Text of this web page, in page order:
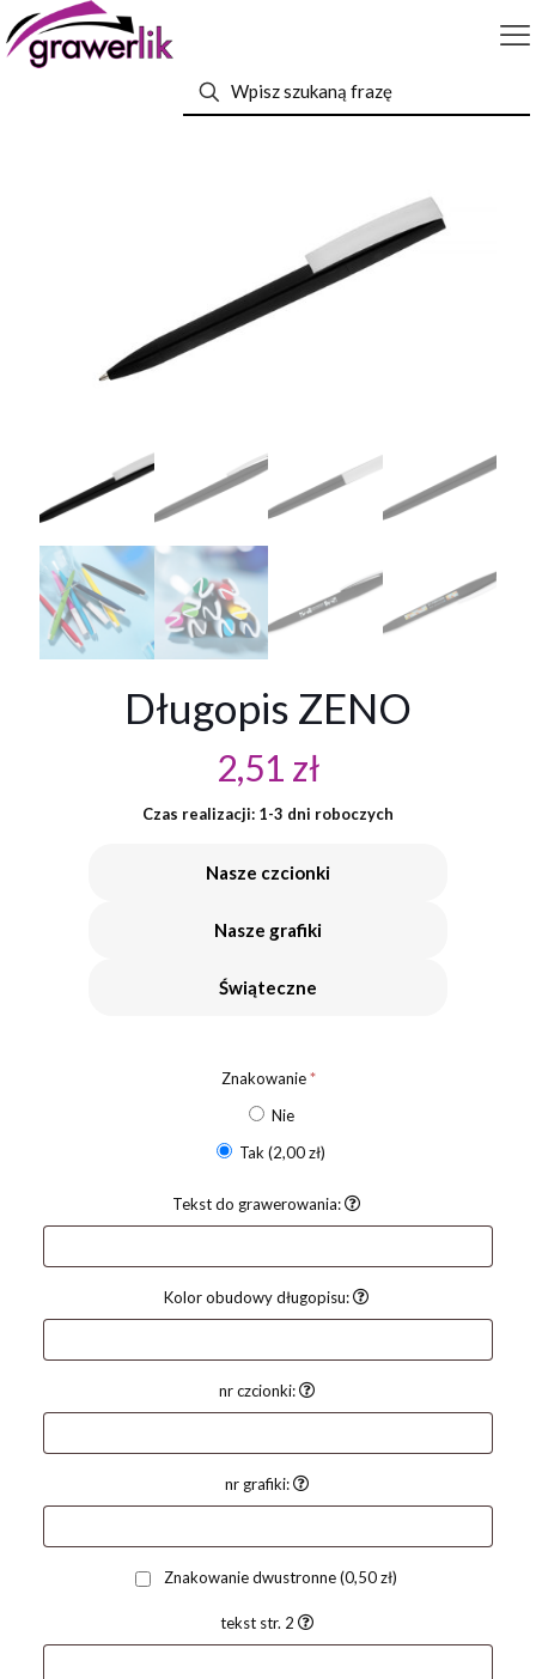
Długopis ZENO
2,51 zł
Czas realizacji: 1-3 dni roboczych
Nasze czcionki
Nasze grafiki
Świąteczne
Znakowanie*
Nie
Tak(2,00 zł)
Tekst do grawerowania:
Kolor obudowy długopisu:
nr czcionki:
nr grafiki:
Znakowanie dwustronne(0,50 zł)
tekst str. 2